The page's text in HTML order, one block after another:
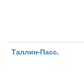
Таллин-Пасс.